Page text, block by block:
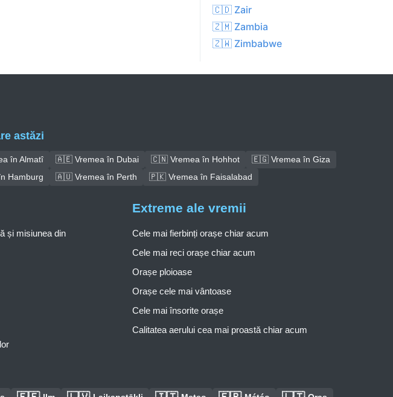
🇨🇩 Zair
🇿🇲 Zambia
🇿🇼 Zimbabwe
astăzi
în Almatî 🇦🇪 Vremea în Dubai 🇨🇳 Vremea în Hohhot
🇪🇬 Vremea în Giza
Hamburg 🇦🇺 Vremea în Perth 🇵🇰 Vremea în Faisalabad
și misiunea din
Extreme ale vremii
Cele mai fierbinți orașe chiar acum
Cele mai reci orașe chiar acum
Orașe ploioase
Orașe cele mai vântoase
Cele mai însorite orașe
Calitatea aerului cea mai proastă chiar acum